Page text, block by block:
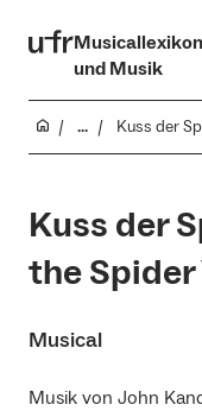
und Musik
...
Kuss der
the
Musical
Musik von John